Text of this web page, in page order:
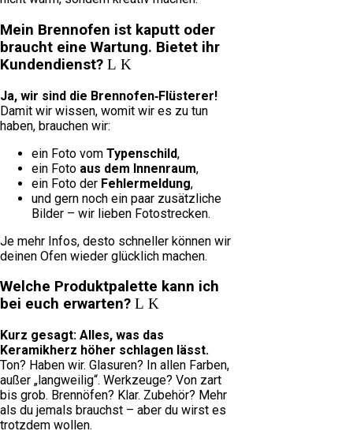
Mein Brennofen ist kaputt oder
braucht eine Wartung. Bietet ihr
Kundendienst?
Ja, wir sind die Brennofen‑Flüsterer!
Damit wir wissen, womit wir es zu tun
haben, brauchen wir:
ein Foto vom Typenschild,
ein Foto aus dem Innenraum,
ein Foto der Fehlermeldung,
und gern noch ein paar zusätzliche
Bilder – wir lieben Fotostrecken.
Je mehr Infos, desto schneller können wir
deinen Ofen wieder glücklich machen.
Welche Produktpalette kann ich
bei euch erwarten?
Kurz gesagt: Alles, was das
Keramikherz höher schlagen lässt.
Ton? Haben wir. Glasuren? In allen Farben,
außer „langweilig“. Werkzeuge? Von zart
bis grob. Brennöfen? Klar. Zubehör? Mehr
als du jemals brauchst – aber du wirst es
trotzdem wollen.